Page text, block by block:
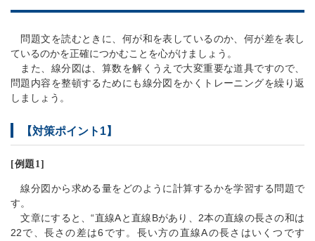
問題文を読むときに、何が和を表しているのか、何が差を表し
ているのかを正確につかむことを心がけましょう。
また、線分図は、算数を解くうえで大変重要な道具ですので、
問題内容を整頓するためにも線分図をかくトレーニングを繰り返
しましょう。
【対策ポイント1】
[例題1]
線分図から求める量をどのように計算するかを学習する問題で
す。
文章にすると、“直線Aと直線Bがあり、2本の直線の長さの和は
22で、長さの差は6です。長い方の直線Aの長さはいくつです